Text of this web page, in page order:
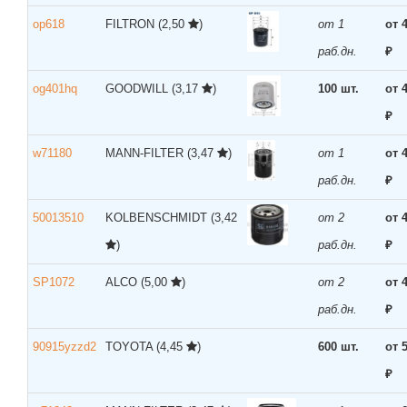
op618 FILTRON (2,50 )
от 1
раб.дн.
от
₽
og401hq GOODWILL (3,17 ) 100 шт.
от
₽
w71180 MANN-FILTER (3,47 )
от 1
раб.дн.
от
₽
50013510 KOLBENSCHMIDT (3,42
)
от 2
раб.дн.
от
₽
SP1072 ALCO (5,00 )
от 2
раб.дн.
от
₽
90915yzzd2 TOYOTA (4,45 ) 600 шт.
от
₽